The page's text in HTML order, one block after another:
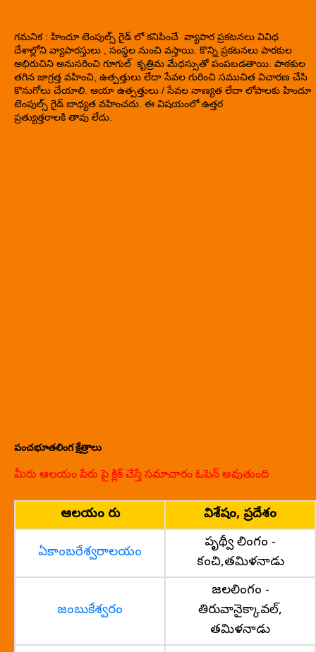
గమనిక : హిందూ టెంపుల్స్ గైడ్ లో కనిపించే వ్యాపార ప్రకటనలు వివిధ
దేశాల్లోని వ్యాపారస్తులు , సంస్థల నుంచి వస్తాయి. కొన్ని ప్రకటనలు పాఠకుల
అభిరుచిని అనుసరించి గూగుల్ కృత్రిమ మేధస్సుతో పంపబడతాయి. పాఠకుల
తగిన జాగ్రత్త వహించి, ఉత్పత్తులు లేదా సేవల గురించి సముచిత విచారణ చేసి
కొనుగోలు చేయాలి. ఆయా ఉత్పత్తులు / సేవల నాణ్యత లేదా లోపాలకు హిందూ
టెంపుల్స్ గైడ్ బాధ్యత వహించదు. ఈ విషయంలో ఉత్తర
ప్రత్యుత్తరాలకి తావు లేదు.
పంచభూతలింగ క్షేత్రాలు
మీరు ఆలయం పేరు పై క్లిక్ చేస్తే సమాచారం ఓపెన్ అవుతుంది
ఆలయం పేరు విశేషం, ప్రదేశం
ఏకాంబరేశ్వరాలయం
పృథ్వీ లింగం -
కంచి,తమిళనాడు
జంబుకేశ్వరం
జలలింగం -
తిరువానైక్కావల్,
తమిళనాడు